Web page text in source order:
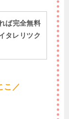
ば完全無料
タレリツク
こ／